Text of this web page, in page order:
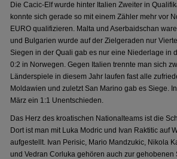
Die Cacic-Elf wurde hinter Italien Zweiter in
konnte sich gerade so mit einem Zähler mehr vor
EURO qualifizieren. Malta und Aserbaidschan
und Bulgarien wurde auf der Zielgeraden nur
Siegen in der Quali gab es nur eine Niederlage in
0:2 in Norwegen. Gegen Italien trennte man sich
Länderspiele in diesem Jahr laufen fast alle
Moldawien und zuletzt San Marino gab es Siege.
März ein 1:1 Unentschieden.
Das Herz des kroatischen Nationalteams ist die
Dort ist man mit Luka Modric und Ivan Raktitic auf
aufgestellt. Ivan Perisic, Mario Mandzukic, Nikola
und Vedran Corluka gehören auch zur gehobenen